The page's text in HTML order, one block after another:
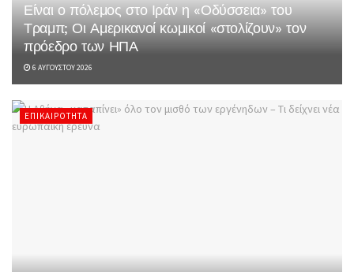
Είναι ο πόλεμος στο Ιράν η «Οδύσσεια» του
Τραμπ; Οι Αμερικανοί κωμικοί «στολίζουν» τον
πρόεδρο των ΗΠΑ
6 ΑΥΓΟΎΣΤΟΥ 2026
ΕΠΙΚΑΙΡΌΤΗΤΑ